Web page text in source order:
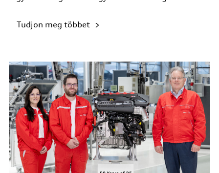
Tudjon meg többet